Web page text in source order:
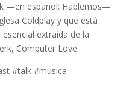
—en español: Hablemos—
Coldplay y que está
extraída de la
Computer Love.
#talk #musica